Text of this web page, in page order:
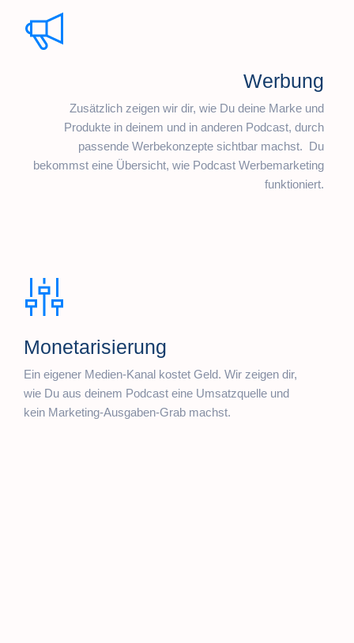
Werbung
Zusätzlich zeigen wir dir, wie Du deine Marke und
Produkte in deinem und in anderen Podcast, durch
passende Werbekonzepte sichtbar machst. Du
bekommst eine Übersicht, wie Podcast Werbemarketing
funktioniert.
Monetarisierung
Ein eigener Medien-Kanal kostet Geld. Wir zeigen dir,
wie Du aus deinem Podcast eine Umsatzquelle und
kein Marketing-Ausgaben-Grab machst.